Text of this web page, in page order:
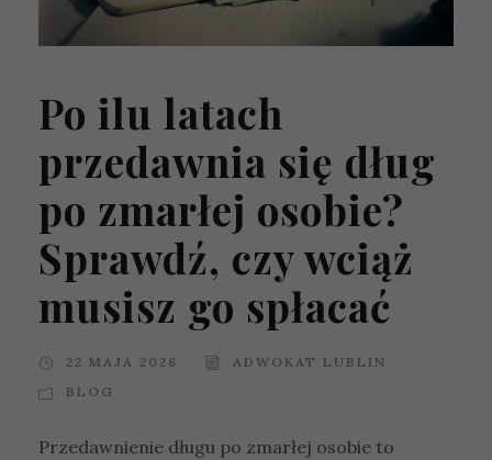
Po ilu latach
przedawnia się dług
po zmarłej osobie?
Sprawdź, czy wciąż
musisz go spłacać
22 MAJA 2026
ADWOKAT LUBLIN
BLOG
Przedawnienie długu po zmarłej osobie to